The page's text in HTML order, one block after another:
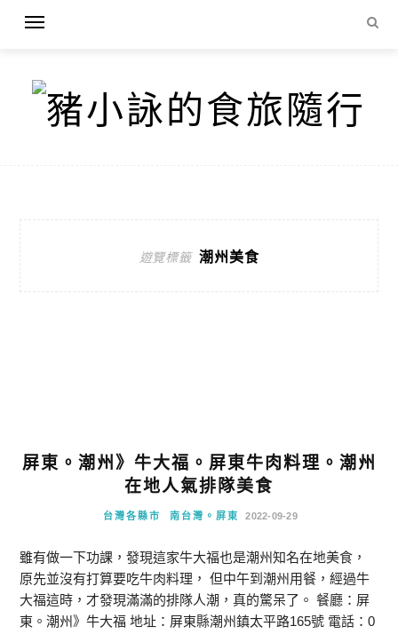
遊覽標籤 潮州美食
屏東。潮州》牛大福。屏東牛肉料理。潮州
在地人氣排隊美食
台灣各縣市 南台灣。屏東 2022-09-29
雖有做一下功課，發現這家牛大福也是潮州知名在地美食，
原先並沒有打算要吃牛肉料理， 但中午到潮州用餐，經過牛
大福這時，才發現滿滿的排隊人潮，真的驚呆了。 餐廳：屏
東。潮州》牛大福 地址：屏東縣潮州鎮太平路165號 電話：0